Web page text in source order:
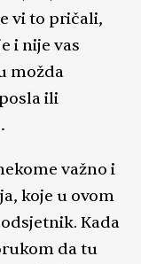
vi to pričali,
i nije vas
možda
ili
važno i
koje u ovom
Kada
da tu